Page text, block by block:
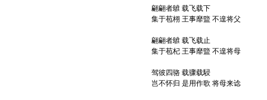
翩翩者鵻 载飞载下
集于苞栩 王事靡盬 不遑将父
翩翩者鵻 载飞载止
集于苞杞 王事靡盬 不遑将母
驾彼四骆 载骤载駸
岂不怀归 是用作歌 将母来谂